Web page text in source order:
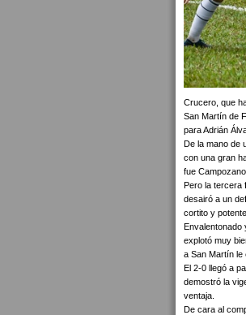
Crucero, que
San Martín de
para Adrián
De la mano de
con una gran
fue
Pero la tercera
desairó a un
cortito y
Envalentonado
explotó muy
a San Martín le
El 2-0 llegó a
demostró la
ventaja.
De cara al